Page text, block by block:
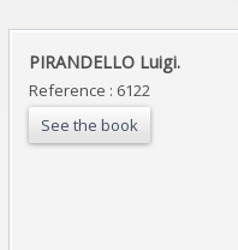
‎PIRANDELLO Luigi. ‎
Reference : 6122
See the book